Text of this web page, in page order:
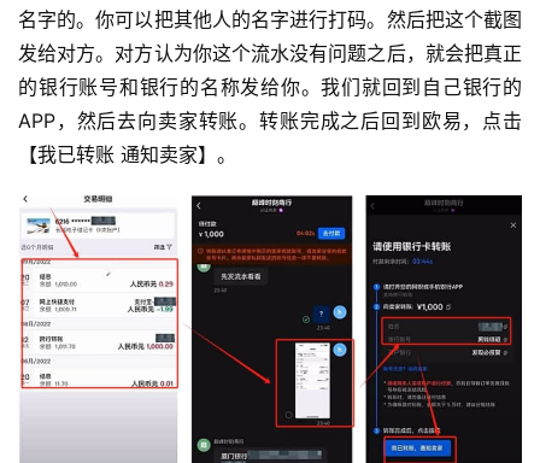
名字的。你可以把其他人的名字进行打码。然后把这个截图
发给对方。对方认为你这个流水没有问题之后，就会把真正
的银行账号和银行的名称发给你。我们就回到自己银行的
APP，然后去向卖家转账。转账完成之后回到欧易，点击
【我已转账 通知卖家】。